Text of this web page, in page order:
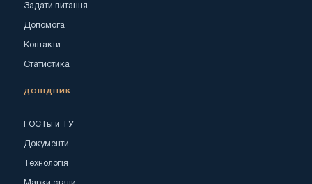
Задати питання
Допомога
Контакти
Статистика
ДОВІДНИК
ГОСТы и ТУ
Документи
Технологія